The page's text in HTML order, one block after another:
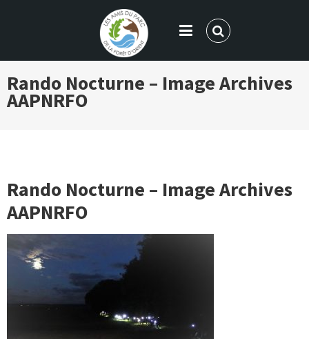
LES AMIS DU PARC DE LA FORÊT
D'ORIENT
Rando Nocturne – Image Archives
AAPNRFO
Rando Nocturne – Image Archives
AAPNRFO